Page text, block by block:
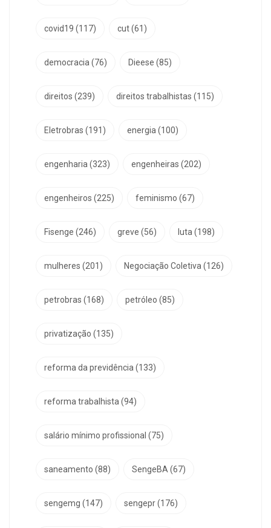
covid19 (117) cut(61)
democracia (76) Dieese (85)
direitos (239) direitos trabalhistas (115)
Eletrobras (191) energia (100)
engenharia (323) engenheiras (202)
engenheiros (225) feminismo (67)
Fisenge (246) greve (56) luta (198)
mulheres (201) Negociação Coletiva (126)
petrobras (168) petróleo (85)
privatização (135)
reforma da previdência (133)
reforma trabalhista (94)
salário mínimo profissional (75)
saneamento (88) SengeBA (67)
sengemg (147) sengepr(176)